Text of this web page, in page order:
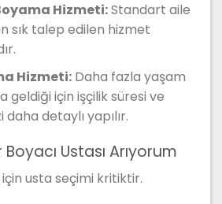
Hizmeti:Standart aile
sık talep edilen hizmet
Hizmeti:Daha fazla yaşam
geldiği için işçilik süresi ve
detaylı yapılır.
Ustası Arıyorum
usta seçimi kritiktir.